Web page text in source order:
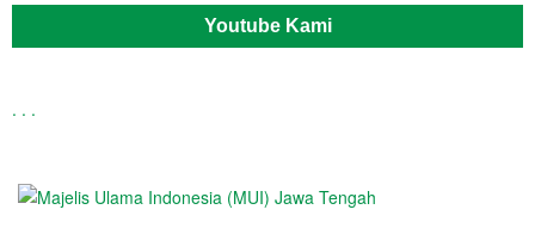
Youtube Kami
. . .